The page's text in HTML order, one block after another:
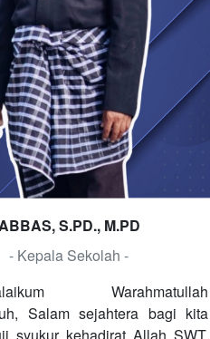
S.PD., M.PD
- Kepala Sekolah -
Warahmatullah
Salam sejahtera bagi kita